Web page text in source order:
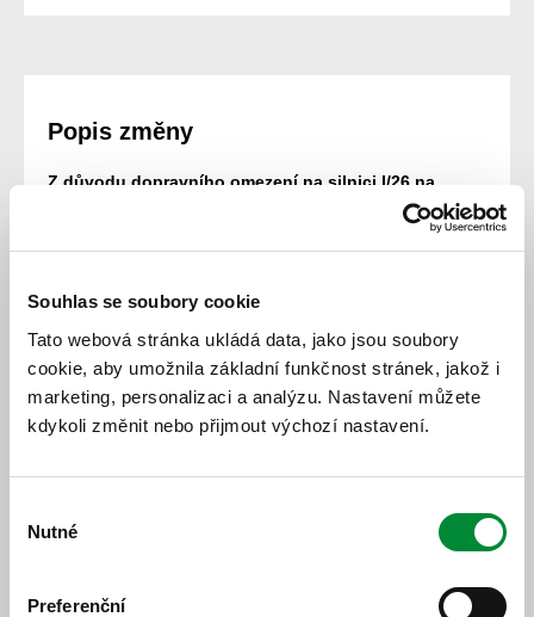
Souhlas se soubory cookie
Tato webová stránka ukládá data, jako jsou soubory
cookie, aby umožnila základní funkčnost stránek, jakož i
marketing, personalizaci a analýzu. Nastavení můžete
kdykoli změnit nebo přijmout výchozí nastavení.
souhlasu
Nutné
Preferenční
Popis změny
Z důvodu dopravního omezení na silnici I/26 na
průtahu obce Stod a v úseku mezi Líněmi a Zbůchem
docházet ke
zpožďování spojů.
Vzhledem k možnému přenosu zpoždění mezi spoji
a 555. V Holýšově poté i na linkách841a843.
Polohu vozidel můžete sledovat v tomto odkaze.
Čechy na tel. 725 100 725, která je v provozu pondělí -
sobota od 3:40 do 24:00 a v neděli 4:00 - 24:00.